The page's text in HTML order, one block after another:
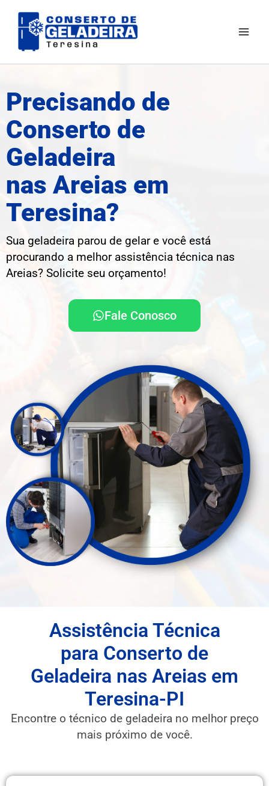
para
Precisando de
Conserto de
Geladeira
nas Areias em
Teresina?
Sua geladeira parou de gelar e você está
procurando a melhor assistência técnica nas
Areias? Solicite seu orçamento!
Fale Conosco
Assistência Técnica
para Conserto de
Geladeira nas Areias em
Teresina-PI
Encontre o técnico de geladeira no melhor preço
mais próximo de você.